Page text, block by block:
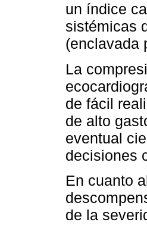
un índice
sistémicas
(enclavada
La
de fácil
de alto
eventual
decisiones
En cuanto
de la